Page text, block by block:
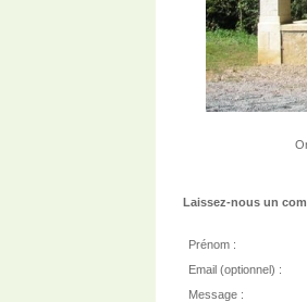
Laissez-nous un
Prénom :
Email (optionnel) :
Message :